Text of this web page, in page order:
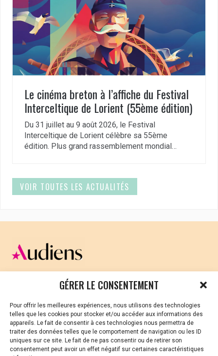
GÉRER LE CONSENTEMENT
Pour offrir les meilleures expériences, nous utilisons des technologies
telles que les cookies pour stocker et/ou accéder aux informations des
appareils. Le fait de consentir à ces technologies nous permettra de
traiter des données telles que le comportement de navigation ou les ID
uniques sur ce site. Le fait de ne pas consentir ou de retirer son
consentement peut avoir un effet négatif sur certaines caractéristiques
Le cinéma breton à l’affiche du Festival
Interceltique de Lorient (55ème édition)
Du 31 juillet au 9 août 2026, le Festival
Interceltique de Lorient célèbre sa 55ème
édition. Plus grand rassemblement mondial…
VOIR TOUTES LES ACTUALITÉS
CELLULE D’ÉCOUTE ET DE SOUTIEN PSYCHOLOGIQUE ET
Vous avez été témoin ou vous êtes victime de VSS ? Ou
vous êtes référent·es harcèlement en besoin de soutien
ou d’informations ?
01 87 20 30 90